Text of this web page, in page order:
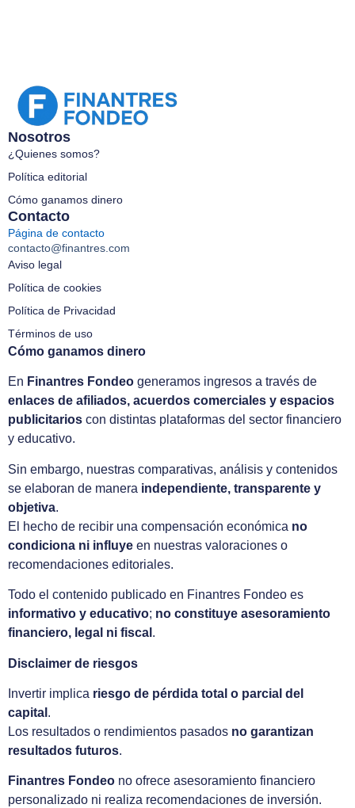
Nosotros
¿Quienes somos?
Política editorial
Cómo ganamos dinero
Contacto
Página de contacto
contacto@finantres.com
Aviso legal
Política de cookies
Política de Privacidad
Términos de uso
Cómo ganamos dinero
En Finantres Fondeo generamos ingresos a través de
enlaces de afiliados, acuerdos comerciales y espacios
publicitarios con distintas plataformas del sector financiero
y educativo.
Sin embargo, nuestras comparativas, análisis y contenidos
se elaboran de manera independiente, transparente y
objetiva.
El hecho de recibir una compensación económica no
condiciona ni influye en nuestras valoraciones o
recomendaciones editoriales.
Todo el contenido publicado en Finantres Fondeo es
informativo y educativo; no constituye asesoramiento
financiero, legal ni fiscal .
Disclaimer de riesgos
Invertir implica riesgo de pérdida total o parcial del
capital .
Los resultados o rendimientos pasados no garantizan
resultados futuros.
Finantres Fondeo no ofrece asesoramiento financiero
personalizado ni realiza recomendaciones de inversión.